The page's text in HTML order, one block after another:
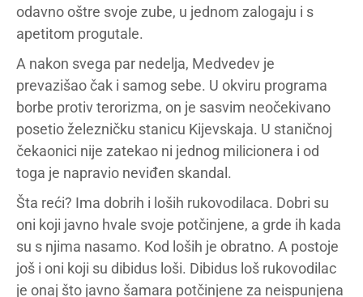
odavno oštre svoje zube, u jednom zalogaju i s
apetitom progutale.
A nakon svega par nedelja, Medvedev je
prevazišao čak i samog sebe. U okviru programa
borbe protiv terorizma, on je sasvim neočekivano
posetio železničku stanicu Kijevskaja. U staničnoj
čekaonici nije zatekao ni jednog milicionera i od
toga je napravio neviđen skandal.
Šta reći? Ima dobrih i loših rukovodilaca. Dobri su
oni koji javno hvale svoje potčinjene, a grde ih kada
su s njima nasamo. Kod loših je obratno. A postoje
još i oni koji su dibidus loši. Dibidus loš rukovodilac
je onaj što javno šamara potčinjene za neispunjena